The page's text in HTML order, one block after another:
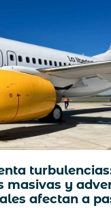
masivas y
afectan a